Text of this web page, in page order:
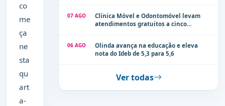
co
me
ça
ne
sta
qu
art
a-
07 AGO
Clínica Móvel e Odontomóvel levam
atendimentos gratuitos a cinco
06 AGO
Olinda avança na educação e eleva
nota do Ideb de 5,3 para 5,6
Ver todas